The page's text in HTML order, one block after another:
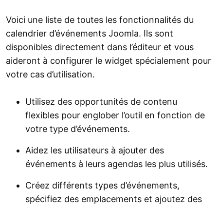
Voici une liste de toutes les fonctionnalités du
calendrier d’événements Joomla. Ils sont
disponibles directement dans l’éditeur et vous
aideront à configurer le widget spécialement pour
votre cas d’utilisation.
Utilisez des opportunités de contenu
flexibles pour englober l’outil en fonction de
votre type d’événements.
Aidez les utilisateurs à ajouter des
événements à leurs agendas les plus utilisés.
Créez différents types d’événements,
spécifiez des emplacements et ajoutez des